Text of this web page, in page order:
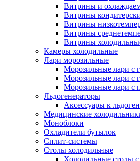
Витрины и
Витрины
Витрины
Витрины
Витрины
Камеры холодильные
Лари морозильные
Морозильные лари с
Морозильные лари с
Морозильные лари с
Льдогенераторы
Аксессуары к
Медицинские
Моноблоки
Охладители бутылок
Сплит-системы
Столы холодильные
Холодильные столы